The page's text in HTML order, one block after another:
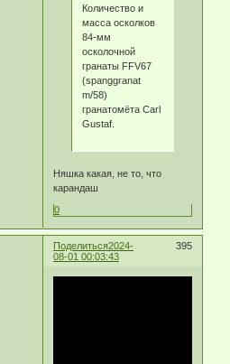
Количество и
масса осколков
84-мм
осколочной
гранаты FFV67
(spanggranat
m/58)
гранатомёта Carl
Gustaf.
Няшка какая, не то, что
карандаш
0
Поделиться 395
2024-
08-01 00:03:43